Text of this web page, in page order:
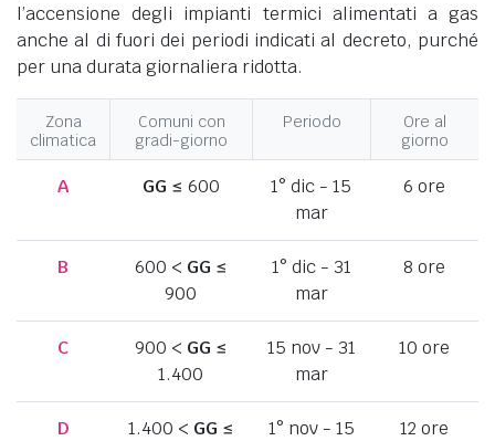
l’accensione degli impianti termici alimentati a gas
anche al di fuori dei periodi indicati al decreto, purché
per una durata giornaliera ridotta.
Zona
climatica
Comuni con
gradi-giorno
Periodo
Ore al
giorno
A GG ≤ 600
1° dic - 15
mar
6 ore
B 600 < GG ≤
900
1° dic - 31
mar
8 ore
C 900 < GG ≤
1.400
15 nov - 31
mar
10 ore
D 1.400 < GG ≤
1° nov - 15
12 ore